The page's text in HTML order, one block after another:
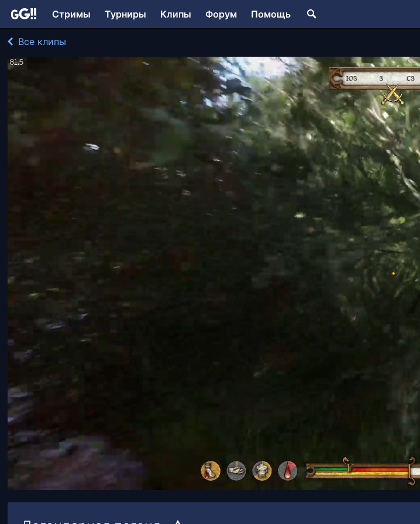
Стримы Турниры Клипы Форум Помощь
Все клипы
jokie играл в Kingdom Come: Deliverance
00:17/00:32